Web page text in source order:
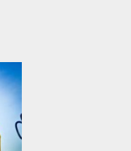
uur – 20.00 uur
uur – 20.00 uur
uur – 17.00 uur